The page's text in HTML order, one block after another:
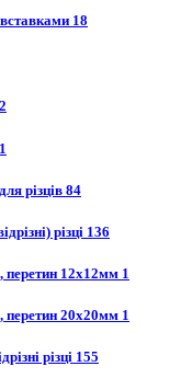
18
2
1
різців84
різці 136
перетин 12х12мм 1
перетин 20х20мм 1
різці 155